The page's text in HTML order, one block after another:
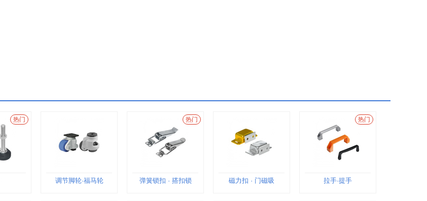
热门
调节脚轮·福马轮
热门
弹簧锁扣 · 搭扣锁 磁力扣 · 门磁吸
热门
拉手·提手